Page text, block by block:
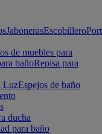
JabonerasEscobillero
de muebles para
bañoRepisa para
LuzEspejos de baño
ducha
para baño